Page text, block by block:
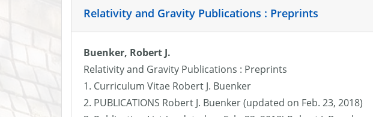
Relativity and Gravity Publications : Preprints
Buenker, Robert J.
Relativity and Gravity Publications : Preprints
1. Curriculum Vitae Robert J. Buenker
2. PUBLICATIONS Robert J. Buenker (updated on Feb. 23, 2018)